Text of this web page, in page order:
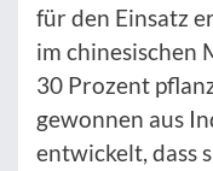
für den Einsatz
im chinesischen
30 Prozent
gewonnen aus
entwickelt, dass